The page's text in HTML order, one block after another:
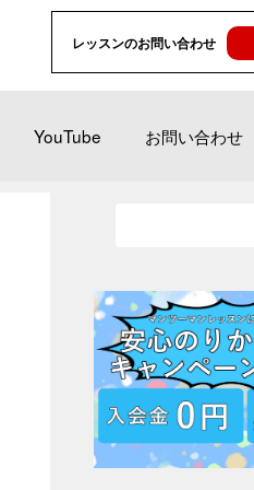
レッスンのお問い合わせ
YouTube お問い合わせ